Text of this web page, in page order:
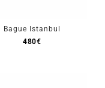
Bague Istanbul
480€